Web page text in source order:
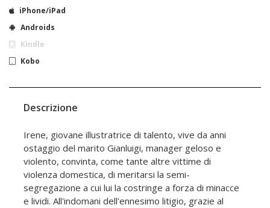
iPhone/iPad
Androids
Kindle
Kobo
Descrizione
Irene, giovane illustratrice di talento, vive da anni
ostaggio del marito Gianluigi, manager geloso e
violento, convinta, come tante altre vittime di
violenza domestica, di meritarsi la semi-
segregazione a cui lui la costringe a forza di minacce
e lividi. All'indomani dell'ennesimo litigio, grazie al